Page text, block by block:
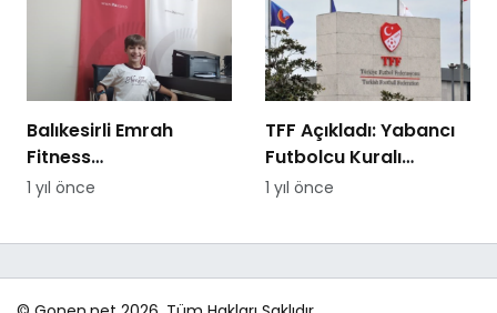
Balıkesirli Emrah
Fitness
Şampiyonasında
1 yıl önce
TFF Açıkladı: Yabancı
Futbolcu Kuralı
Yeniden Değişti
1 yıl önce